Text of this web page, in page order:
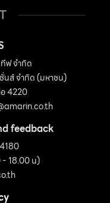
ฟ จำกัด
นส์ จำกัด (มหาชน)
4220
feedback
- 18.00 น)